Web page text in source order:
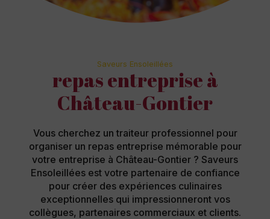
Saveurs Ensoleillées
repas entreprise à
Château-Gontier
Vous cherchez un traiteur professionnel pour
organiser un repas entreprise mémorable pour
votre entreprise à Château-Gontier ? Saveurs
Ensoleillées est votre partenaire de confiance
pour créer des expériences culinaires
exceptionnelles qui impressionneront vos
collègues, partenaires commerciaux et clients.